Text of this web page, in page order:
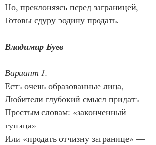
Но, преклоняясь перед заграницей,
Готовы сдуру родину продать.
Владимир Буев
Вариант 1.
Есть очень образованные лица,
Любители глубокий смысл придать
Простым словам: «законченный
тупица»
Или «продать отчизну загранице» —